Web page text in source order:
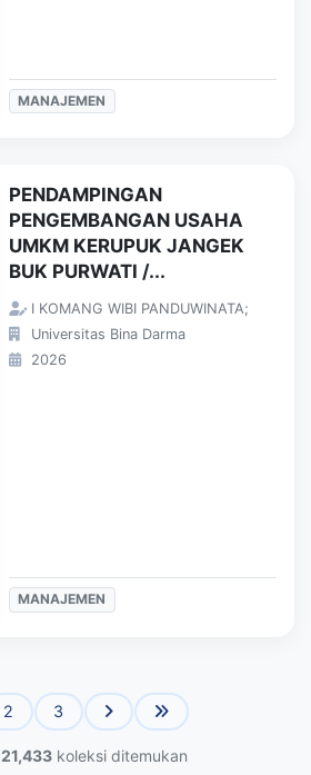
MANAJEMEN
PENDAMPINGAN
PENGEMBANGAN USAHA
UMKM KERUPUK JANGEK
BUK PURWATI /...
I KOMANG WIBI PANDUWINATA;
Universitas Bina Darma
2026
MANAJEMEN
2 3
21,433 koleksi ditemukan